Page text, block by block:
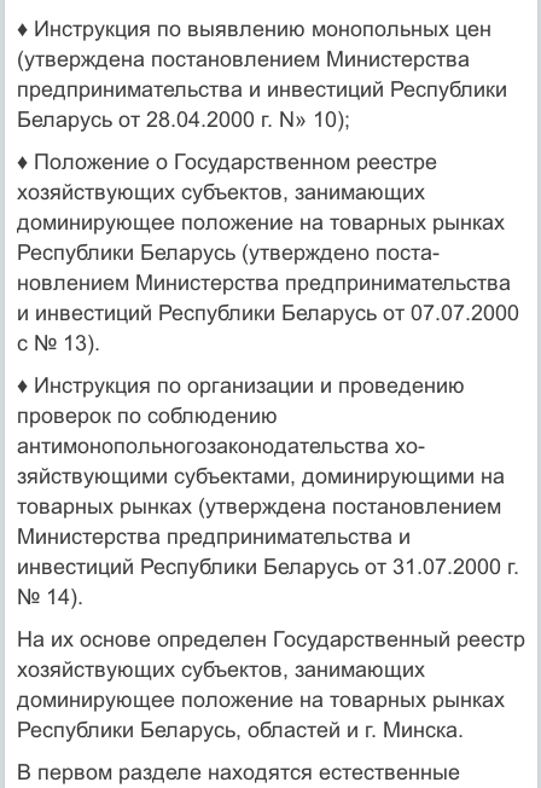
♦ Инструкция по выявлению монопольных цен
(утверж­дена постановлением Министерства
предпринимательства и инвестиций Республики
Беларусь от 28.04.2000 г. N» 10);
♦ Положение о Государственном реестре
хозяйствую­щих субъектов, занимающих
доминирующее положение на товарных рынках
Республики Беларусь (утверждено поста­
новлением Министерства предпринимательства
и инвестиций Республики Беларусь от 07.07.2000
с № 13).
♦ Инструкция по организации и проведению
проверок по соблюдению
антимонопольногозаконодательства хо­
зяйствующими субъектами, доминирующими на
товарных рынках (утверждена постановлением
Министерства пред­принимательства и
инвестиций Республики Беларусь от 31.07.2000 г.
№ 14).
На их основе определен Государственный реестр
хозяйс­твующих субъектов, занимающих
доминирующее положе­ние на товарных рынках
Республики Беларусь, областей и г. Минска.
В первом разделе находятся естественные